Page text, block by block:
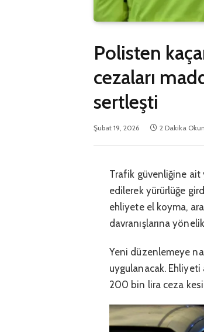
Polisten
cezaları
sertleşti
Şubat 19, 2026 2 Dakika
Trafik güvenliğine ait
edilerek yürürlüğe
ehliyete el koyma,
davranışlarına
Yeni düzenlemeye
uygulanacak. Ehliyeti
200 bin lira ceza